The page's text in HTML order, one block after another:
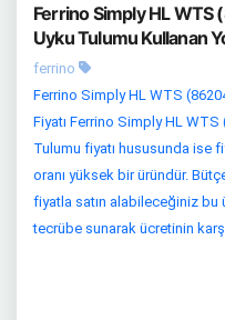
Ferrino Simply HL WTS
Uyku Tulumu Kullanan
ferrino
Ferrino Simply HL WTS
Fiyatı Ferrino Simply HL WTS
Tulumu fiyatı hususunda ise
oranı yüksek bir üründür.
fiyatla satın alabileceğiniz bu
tecrübe sunarak ücretinin